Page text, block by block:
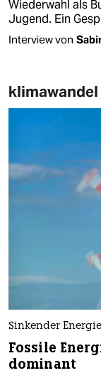
Wiederwahl als
Jugend. Ein
Interview von
klimawandel
Sinkender
Fossile
dominant